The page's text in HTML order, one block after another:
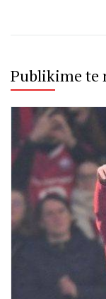
Publikime te